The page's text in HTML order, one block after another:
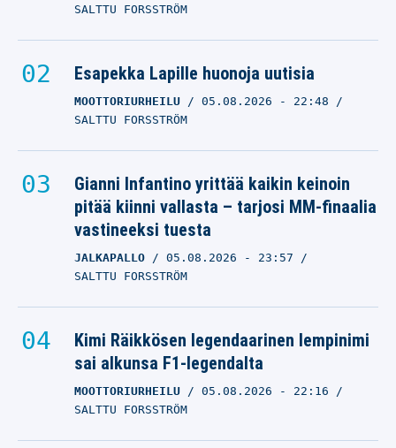
SALTTU FORSSTRÖM
Esapekka Lapille huonoja uutisia
MOOTTORIURHEILU 05.08.2026 - 22:48
SALTTU FORSSTRÖM
Gianni Infantino yrittää kaikin keinoin
pitää kiinni vallasta – tarjosi MM-finaalia
vastineeksi tuesta
JALKAPALLO 05.08.2026 - 23:57
SALTTU FORSSTRÖM
Kimi Räikkösen legendaarinen lempinimi
sai alkunsa F1-legendalta
MOOTTORIURHEILU 05.08.2026 - 22:16
SALTTU FORSSTRÖM